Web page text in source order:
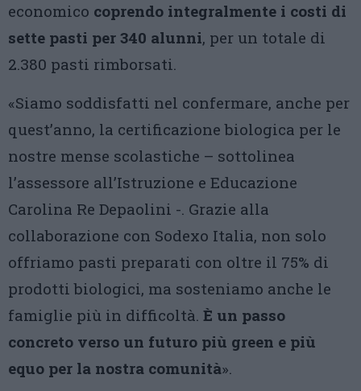
economico coprendo integralmente i costi di
sette pasti per 340 alunni, per un totale di
2.380 pasti rimborsati.
«Siamo soddisfatti nel confermare, anche per
quest’anno, la certificazione biologica per le
nostre mense scolastiche – sottolinea
l’assessore all’Istruzione e Educazione
Carolina Re Depaolini -. Grazie alla
collaborazione con Sodexo Italia, non solo
offriamo pasti preparati con oltre il 75% di
prodotti biologici, ma sosteniamo anche le
famiglie più in difficoltà. È un passo
concreto verso un futuro più green e più
equo per la nostra comunità».